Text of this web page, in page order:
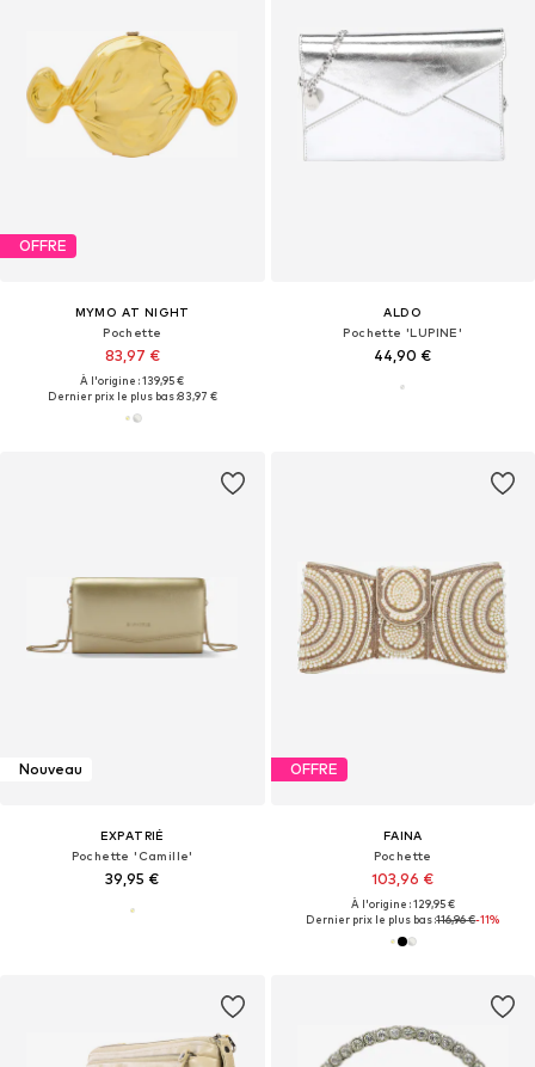
OFFRE
MYMO AT NIGHT
Pochette
83,97 €
À l'origine : 139,95 €
Dernier prix le plus bas :83,97 €
ALDO
Pochette 'LUPINE'
44,90 €
Nouveau
EXPATRIÉ
Pochette 'Camille'
39,95 €
OFFRE
FAINA
Pochette
103,96 €
À l'origine : 129,95 €
Dernier prix le plus bas :116,96 €-11%